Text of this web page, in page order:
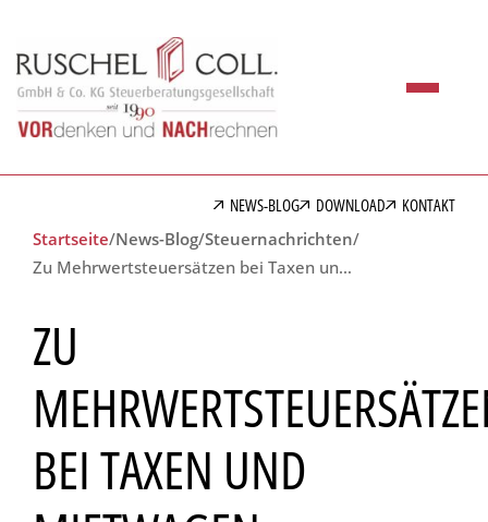
NEWS-BLOG DOWNLOAD
KONTAKT
Startseite/News-Blog/Steuernachrichten/
Zu Mehrwertsteuersätzen bei Taxen und Mietwagen
ZU
BEI TAXEN UND